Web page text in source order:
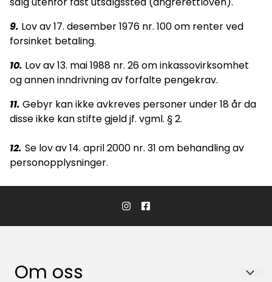
9. Lov av 17. desember 1976 nr. 100 om renter ved
forsinket betaling.
10. Lov av 13. mai 1988 nr. 26 om inkassovirksomhet
og annen inndrivning av forfalte pengekrav.
11. Gebyr kan ikke avkreves personer under 18 år da
disse ikke kan stifte gjeld jf. vgml. § 2.
12. Se lov av 14. april 2000 nr. 31 om behandling av
personopplysninger.
Om oss